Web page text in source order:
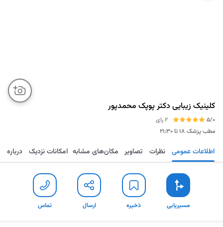
کلینیک زیبایی دکتر پوپک محمدپور
5/0
2 رای
مطب پزشک ۱۸ تا ۲۱:۳۰
مسیریابی ذخیره ارسال تماس اطلاعات عمومی نظرات تصاویر مکان‌های مشابه امکانات نزدیک درباره
مسیریابی ذخیره ارسال تماس